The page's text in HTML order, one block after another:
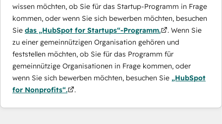
wissen möchten, ob Sie für das Startup-Programm in Frage
kommen, oder wenn Sie sich bewerben möchten, besuchen
Sie das „HubSpot for Startups“-Programm.
. Wenn Sie
zu einer gemeinnützigen Organisation gehören und
feststellen möchten, ob Sie für das Programm für
gemeinnützige Organisationen in Frage kommen, oder
wenn Sie sich bewerben möchten, besuchen Sie „HubSpot
for Nonprofits“.
.